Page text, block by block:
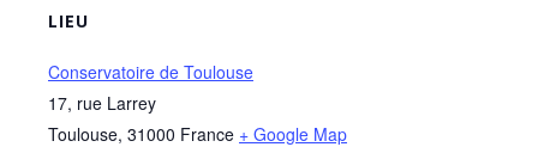
LIEU
Conservatoire de Toulouse
17, rue Larrey
Toulouse, 31000 France + Google Map